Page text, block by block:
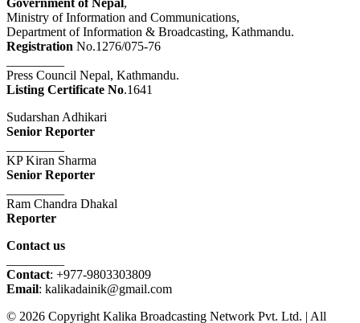
Ministry of Information and Communications,
Department of Information & Broadcasting, Kathmandu.
Registration No.1276/075-76
Press Council Nepal, Kathmandu.
Listing Certificate No.1641
Sudarshan Adhikari
Senior Reporter
KP Kiran Sharma
Senior Reporter
Ram Chandra Dhakal
Reporter
Contact us
Contact: +977-9803303809
Email: kalikadainik@gmail.com
© 2026 Copyright Kalika Broadcasting Network Pvt. Ltd. | All